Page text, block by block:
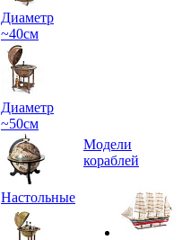
Диаметр
~40см
Диаметр
~50см
Настольные
Модели
кораблей